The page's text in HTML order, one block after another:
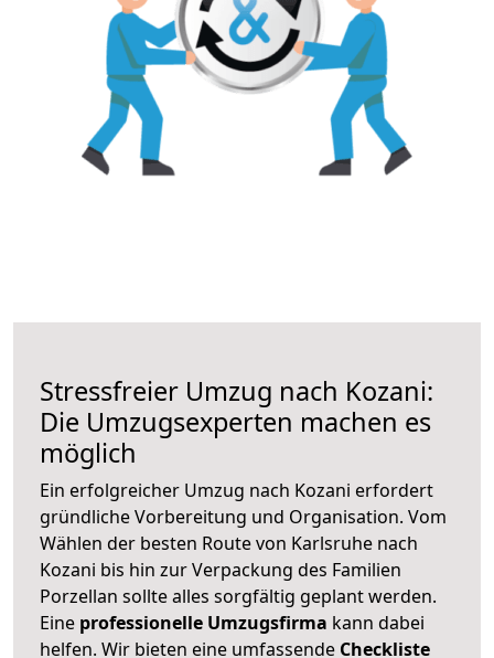
Stressfreier Umzug nach Kozani:
Die Umzugsexperten machen es
möglich
Ein erfolgreicher Umzug nach Kozani erfordert
gründliche Vorbereitung und Organisation. Vom
Wählen der besten Route von Karlsruhe nach
Kozani bis hin zur Verpackung des Familien
Porzellan sollte alles sorgfältig geplant werden.
Eine professionelle Umzugsfirma kann dabei
helfen. Wir bieten eine umfassende Checkliste